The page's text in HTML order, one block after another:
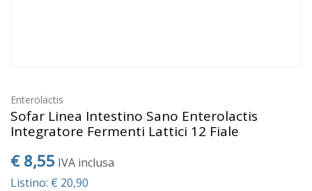
Enterolactis
Sofar Linea Intestino Sano Enterolactis
Integratore Fermenti Lattici 12 Fiale
€ 8,55 IVA inclusa
Listino: € 20,90